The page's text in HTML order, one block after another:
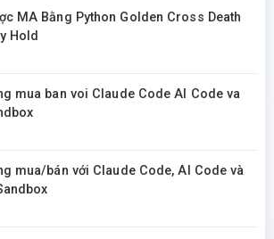
MA Bằng Python Golden Cross Death
Hold
mua ban voi Claude Code AI Code va
mua/bán với Claude Code, AI Code và